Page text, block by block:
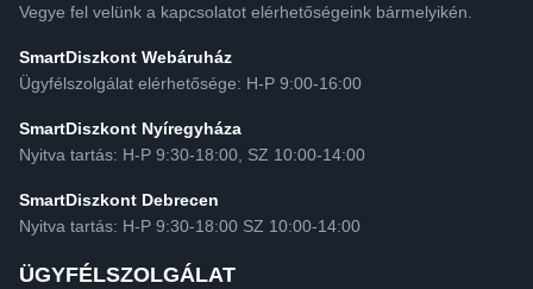
Vegye fel velünk a kapcsolatot elérhetőségeink bármelyikén.
SmartDiszkont Webáruház
Ügyfélszolgálat elérhetősége: H-P 9:00-16:00
SmartDiszkont Nyíregyháza
Nyitva tartás: H-P 9:30-18:00, SZ 10:00-14:00
SmartDiszkont Debrecen
Nyitva tartás: H-P 9:30-18:00 SZ 10:00-14:00
ÜGYFÉLSZOLGÁLAT